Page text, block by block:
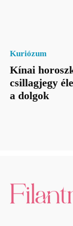
Kuriózum
Kínai
csillagjegy
a dolgok